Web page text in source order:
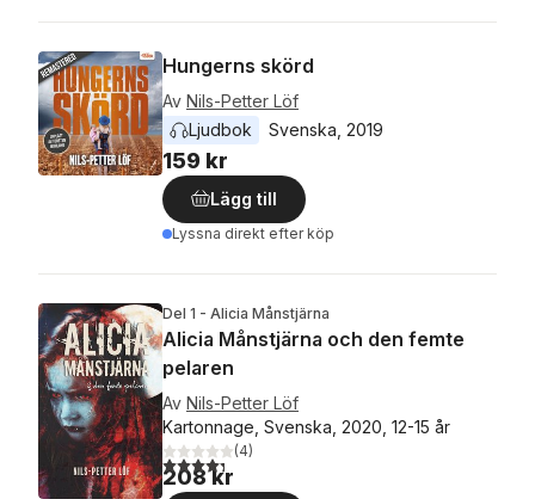
Hungerns skörd
Av Nils-Petter Löf
Ljudbok
Svenska 2019
159 kr
Lägg till
Lyssna direkt efter köp
Del 1 - Alicia Månstjärna
Alicia Månstjärna och den femte
pelaren
Av Nils-Petter Löf
Kartonnage, Svenska, 2020, 12-15 år
4,3utav 5 stjärnor. Totalt antal röster:
(4)
208 kr